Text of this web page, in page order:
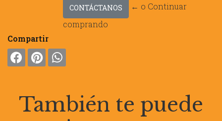
CONTÁCTANOS
← o Continuar
comprando
Compartir
También te puede